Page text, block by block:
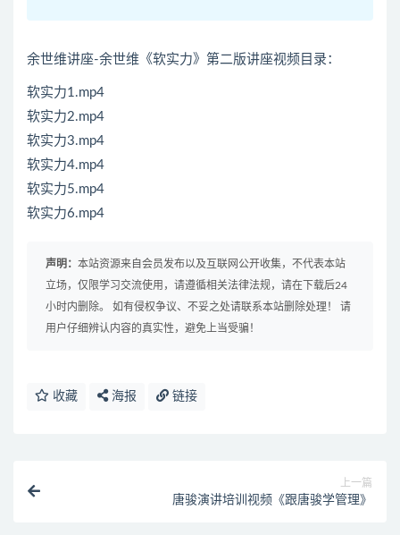
余世维讲座-余世维《软实力》第二版讲座视频目录：
软实力1.mp4
软实力2.mp4
软实力3.mp4
软实力4.mp4
软实力5.mp4
软实力6.mp4
声明： 本站资源来自会员发布以及互联网公开收集，不代表本站
立场，仅限学习交流使用，请遵循相关法律法规，请在下载后24
小时内删除。 如有侵权争议、不妥之处请联系本站删除处理！ 请
用户仔细辨认内容的真实性，避免上当受骗！
收藏 海报 链接
上一篇
唐骏演讲培训视频《跟唐骏学管理》